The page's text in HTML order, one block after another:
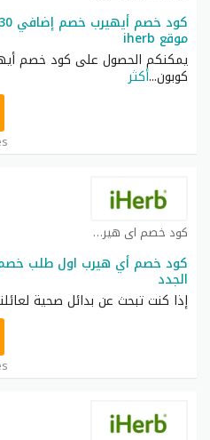
موقع iherb
يمكنكم الحصول على كود خصم
كوبون...أكثر
كود خصم اي هيرب كوبون
الجدد
إذا كنت تبحث عن بدائل صحية